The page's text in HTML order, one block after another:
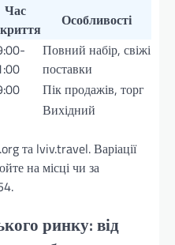
Час
Особливості
Повний набір, свіжі
поставки
Пік продажів, торг
Вихідний
та lviv.travel. Варіації
на місці чи за
ринку: від